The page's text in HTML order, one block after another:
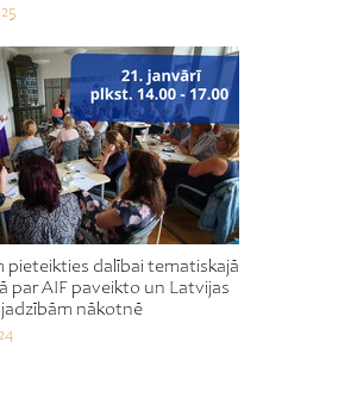
pieteikties dalībai tematiskajā
par AIF paveikto un Latvijas
nākotnē